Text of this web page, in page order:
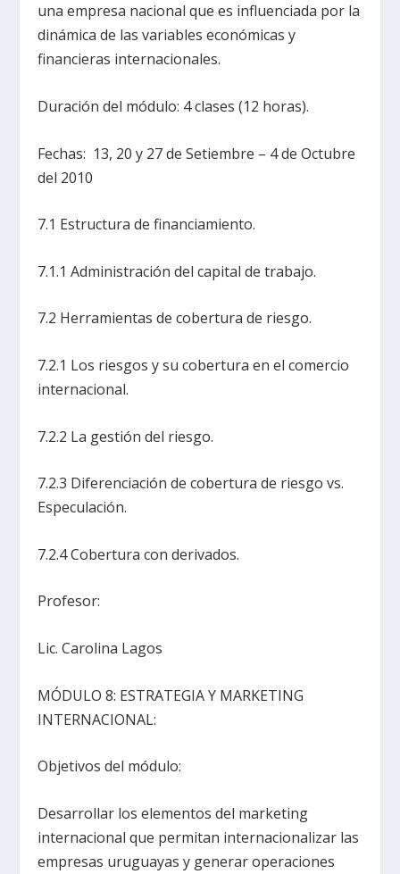
una empresa nacional que es influenciada por la
dinámica de las variables económicas y
financieras internacionales.
Duración del módulo: 4 clases (12 horas).
Fechas: 13, 20 y 27 de Setiembre – 4 de Octubre
del 2010
7.1 Estructura de financiamiento.
7.1.1 Administración del capital de trabajo.
7.2 Herramientas de cobertura de riesgo.
7.2.1 Los riesgos y su cobertura en el comercio
internacional.
7.2.2 La gestión del riesgo.
7.2.3 Diferenciación de cobertura de riesgo vs.
Especulación.
7.2.4 Cobertura con derivados.
Profesor:
Lic. Carolina Lagos
MÓDULO 8: ESTRATEGIA Y MARKETING
INTERNACIONAL:
Objetivos del módulo:
Desarrollar los elementos del marketing
internacional que permitan internacionalizar las
empresas uruguayas y generar operaciones